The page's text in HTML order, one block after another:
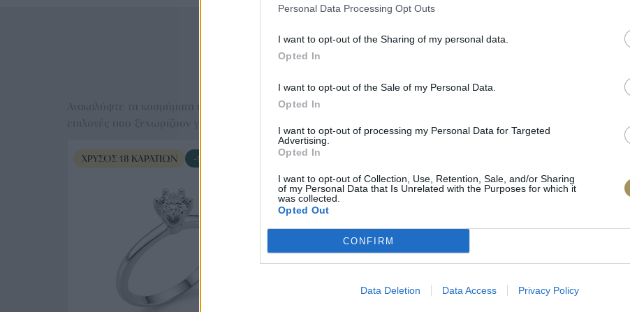
Personal Data Processing Opt Outs
I want to opt-out of the Sharing of my personal data.
Opted In
I want to opt-out of the Sale of my Personal Data.
Opted In
I want to opt-out of processing my Personal Data for Targeted
Advertising.
Opted In
I want to opt-out of Collection, Use, Retention, Sale, and/or Sharing
of my Personal Data that Is Unrelated with the Purposes for which it
was collected.
Opted Out
CONFIRM
Data Deletion Data Access Privacy Policy
Επιλογές Που
Ανακαλύψτε τα κοσμήματα που αγαπήθηκαν περισσότερο! Εδώ θα βρείτε τις κορυφαίες
ΧΡΥΣΌΣ 18 ΚΑΡΑΤΊΩΝ -10% BRASS